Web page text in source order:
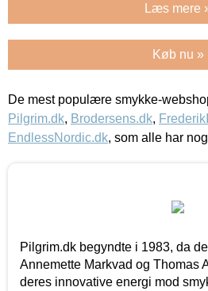
Læs mere
Køb nu »
De mest populære smykke-
Pilgrim.dk, Brodersens.dk,
EndlessNordic.dk, som alle har
Pilgrim.dk begyndte i 1983, da
Annemette Markvad og Thomas
deres innovative energi mod